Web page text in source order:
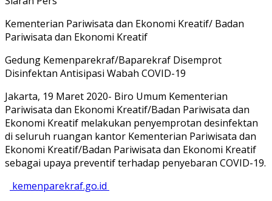
Kementerian Pariwisata dan Ekonomi Kreatif/ Badan
Pariwisata dan Ekonomi Kreatif
Gedung Kemenparekraf/Baparekraf Disemprot
Disinfektan Antisipasi Wabah COVID-19
Jakarta, 19 Maret 2020- Biro Umum Kementerian
Pariwisata dan Ekonomi Kreatif/Badan Pariwisata dan
Ekonomi Kreatif melakukan penyemprotan desinfektan
di seluruh ruangan kantor Kementerian Pariwisata dan
Ekonomi Kreatif/Badan Pariwisata dan Ekonomi Kreatif
sebagai upaya preventif terhadap penyebaran COVID-19.
kemenparekraf.go.id